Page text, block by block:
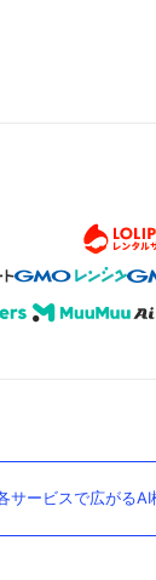
ービスで広がる